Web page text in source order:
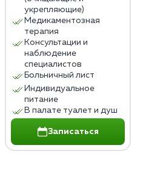
укрепляющие)
Медикаментозная
терапия
Консультации и
наблюдение
специалистов
Больничный лист
Индивидуальное
питание
В палате туалет и душ
Записаться